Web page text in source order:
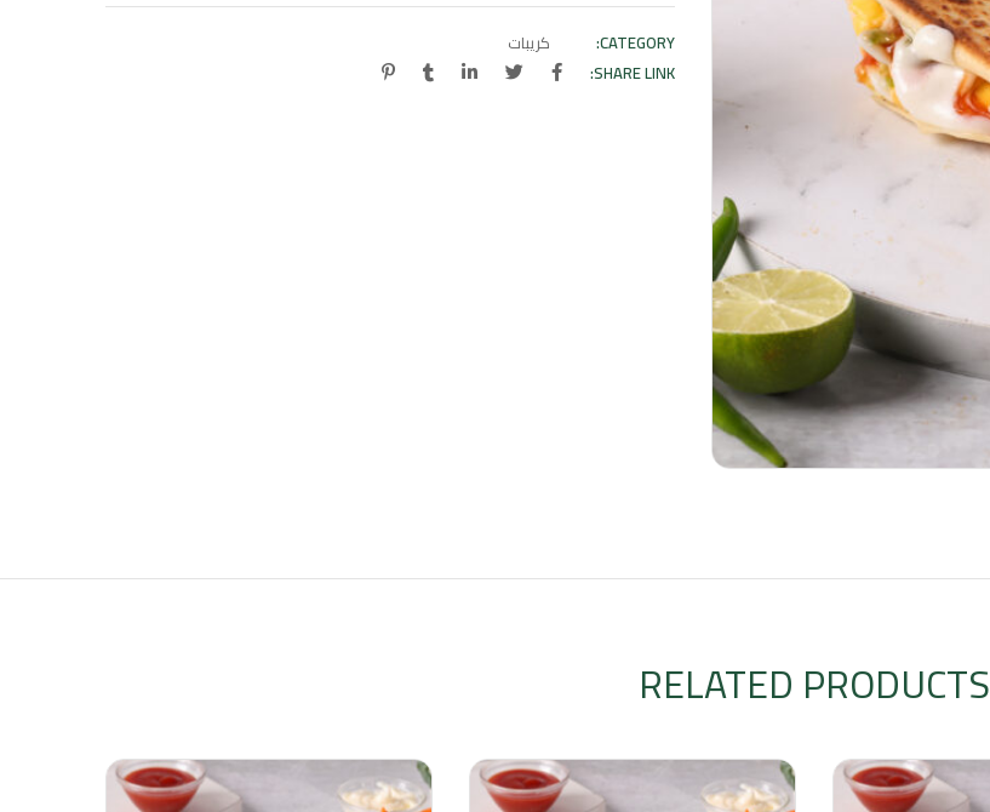
CATEGORY:
كريبات
SHARE LINK:
RELATED PRODUCTS